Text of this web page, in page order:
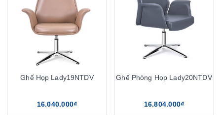
Ghế Họp Lady19NTDV
16.040.000₫
Ghế Phòng Họp Lady20NTDV
16.804.000₫